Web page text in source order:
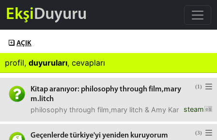
EkşiDuyuru
AÇIK
profil, duyuruları, cevapları
(1)
Kitap aranıyor: philosophy through film,mary
m.litch
steam
philosophy through film,mary litch & Amy Karofsky
(3)
Geçenlerde türkiye'yi yeniden kuruyorum